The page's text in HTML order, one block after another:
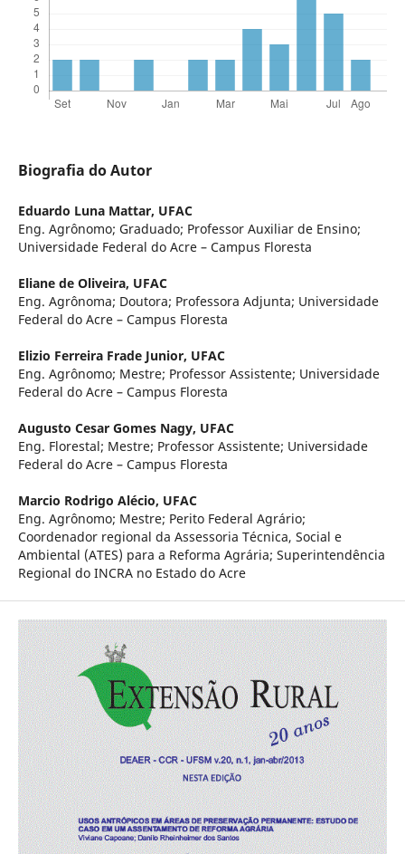
Biografia do Autor
Eduardo Luna Mattar, UFAC
Eng. Agrônomo; Graduado; Professor Auxiliar de Ensino;
Universidade Federal do Acre – Campus Floresta
Eliane de Oliveira, UFAC
Eng. Agrônoma; Doutora; Professora Adjunta; Universidade
Federal do Acre – Campus Floresta
Elizio Ferreira Frade Junior, UFAC
Eng. Agrônomo; Mestre; Professor Assistente; Universidade
Federal do Acre – Campus Floresta
Augusto Cesar Gomes Nagy, UFAC
Eng. Florestal; Mestre; Professor Assistente; Universidade
Federal do Acre – Campus Floresta
Marcio Rodrigo Alécio, UFAC
Eng. Agrônomo; Mestre; Perito Federal Agrário;
Coordenador regional da Assessoria Técnica, Social e
Ambiental (ATES) para a Reforma Agrária; Superintendência
Regional do INCRA no Estado do Acre